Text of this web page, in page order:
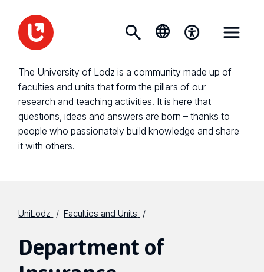
The University of Lodz is a community made up of
faculties and units that form the pillars of our
research and teaching activities. It is here that
questions, ideas and answers are born – thanks to
people who passionately build knowledge and share
it with others.
UniLodz Faculties and Units
Department of